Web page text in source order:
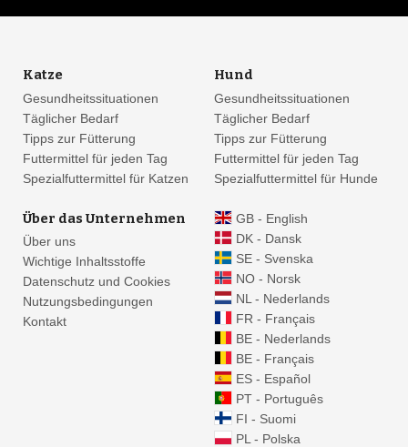
Katze
Gesundheitssituationen
Täglicher Bedarf
Tipps zur Fütterung
Futtermittel für jeden Tag
Spezialfuttermittel für Katzen
Hund
Gesundheitssituationen
Täglicher Bedarf
Tipps zur Fütterung
Futtermittel für jeden Tag
Spezialfuttermittel für Hunde
Über das Unternehmen
Über uns
Wichtige Inhaltsstoffe
Datenschutz und Cookies
Nutzungsbedingungen
Kontakt
GB - English
DK - Dansk
SE - Svenska
NO - Norsk
NL - Nederlands
FR - Français
BE - Nederlands
BE - Français
ES - Español
PT - Português
FI - Suomi
PL - Polska